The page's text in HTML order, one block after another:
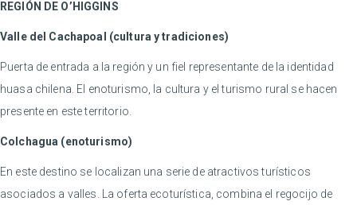
REGIÓN DE O’HIGGINS
Valle del Cachapoal (cultura y tradiciones)
Puerta de entrada a la región y un fiel representante de la identidad
huasa chilena. El enoturismo, la cultura y el turismo rural se hacen
presente en este territorio.
Colchagua (enoturismo)
En este destino se localizan una serie de atractivos turísticos
asociados a valles. La oferta ecoturística, combina el regocijo de